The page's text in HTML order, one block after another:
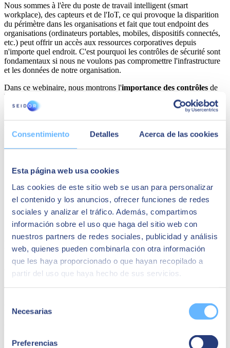
Consentimiento Detalles Acerca de las cookies
Esta página web usa cookies
Las cookies de este sitio web se usan para personalizar
el contenido y los anuncios, ofrecer funciones de redes
sociales y analizar el tráfico. Además, compartimos
información sobre el uso que haga del sitio web con
nuestros partners de redes sociales, publicidad y análisis
web, quienes pueden combinarla con otra información
que les haya proporcionado o que hayan recopilado a
partir del uso que haya hecho de sus servicios.
Necesarias
Preferencias
Nous sommes à l'ère du poste de travail intelligent (smart
workplace), des capteurs et de l'IoT, ce qui provoque la disparition
du périmètre dans les organisations et fait que tout endpoint des
organisations (ordinateurs portables, mobiles, dispositifs connectés,
etc.) peut offrir un accès aux ressources corporatives depuis
n'importe quel endroit. C'est pourquoi les contrôles de sécurité sont
fondamentaux si nous ne voulons pas compromettre l'infrastructure
et les données de notre organisation.
Dans ce webinaire, nous montrons l'importance des contrôles de
base de la
général, et leur place dans une
stratégie de cyber-défenseen
profondeur. De plus, nous explorons différents aspects et défis de la
AGENDA
Comment garantir la cybersécurité sur les dispositifs
corporatifs (endpoints).
Identification des risques sur les endpoints (ordinateurs,
mobiles, etc.).
Stratégies de sécurité sur les endpoints du smart workplace.
Cas réels : défis, objectifs et avantages.
Conclusions et recommandations.
Intervenants :
Juan Hidalgo
Cybersecurity Business Unit Director
Fernando Urien